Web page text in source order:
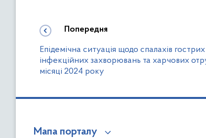
Попередня
Епідемічна ситуація щодо спалахів
інфекційних захворювань та харчових
місяці 2024 року
Мапа порталу